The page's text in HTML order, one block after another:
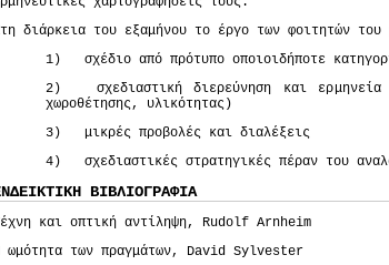
διάρκεια του εξαμήνου το έργο των φοιτητών του
1) σχέδιο από πρότυπο οποιοιδήποτε
2) σχεδιαστική διερεύνηση και ερμηνεία
χωροθέτησης, υλικότητας)
3) μικρές προβολές και διαλέξεις
4) σχεδιαστικές στρατηγικές πέραν του
ΒΙΒΛΙΟΓΡΑΦΙΑ
και οπτική αντίληψη, Rudolf Arnheim
ωμότητα των πραγμάτων, David Sylvester